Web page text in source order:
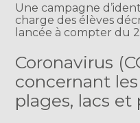
Une campagne
charge des élèves
lancée à compter du
Coronavirus
concernant
plages, lacs et